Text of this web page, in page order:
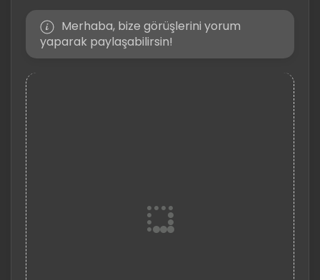
Merhaba, bize görüşlerini yorum
yaparak paylaşabilirsin!